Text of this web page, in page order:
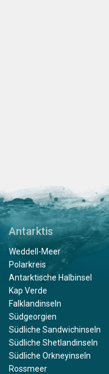
Antarktis
Weddell-Meer
Polarkreis
Antarktische Halbinsel
Kap Verde
Falklandinseln
Südgeorgien
Südliche Sandwichinseln
Südliche Shetlandinseln
Südliche Orkneyinseln
Rossmeer